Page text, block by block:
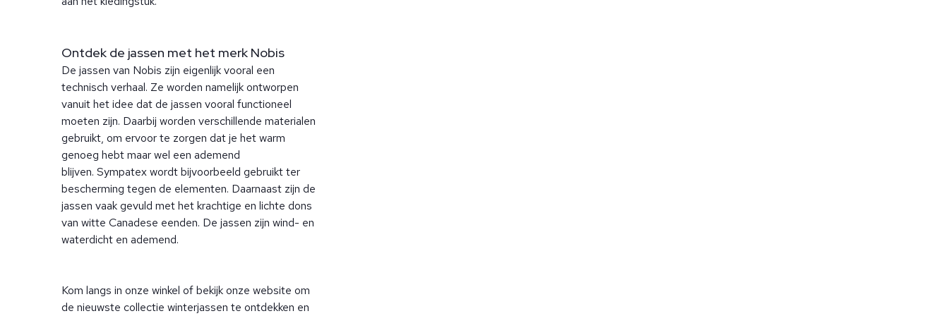
Ontdek de jassen met het merk Nobis
De jassen van Nobis zijn eigenlijk vooral een
technisch verhaal. Ze worden namelijk ontworpen
vanuit het idee dat de jassen vooral functioneel
moeten zijn. Daarbij worden verschillende materialen
gebruikt, om ervoor te zorgen dat je het warm
genoeg hebt maar wel een ademend
blijven. Sympatex wordt bijvoorbeeld gebruikt ter
bescherming tegen de elementen. Daarnaast zijn de
jassen vaak gevuld met het krachtige en lichte dons
van witte Canadese eenden. De jassen zijn wind- en
waterdicht en ademend.
Kom langs in onze winkel of bekijk onze website om
de nieuwste collectie winterjassen te ontdekken en